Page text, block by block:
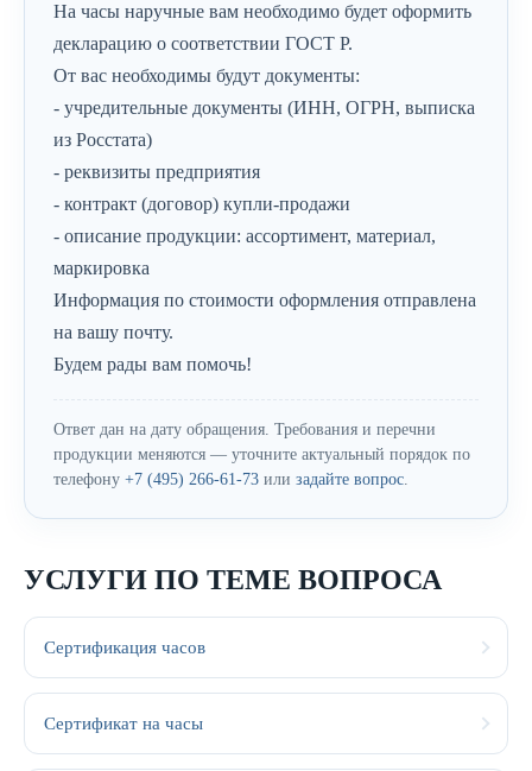
На часы наручные вам необходимо будет оформить
декларацию о соответствии ГОСТ Р.
От вас необходимы будут документы:
- учредительные документы (ИНН, ОГРН, выписка
из Росстата)
- реквизиты предприятия
- контракт (договор) купли-продажи
- описание продукции: ассортимент, материал,
маркировка
Информация по стоимости оформления отправлена
на вашу почту.
Будем рады вам помочь!
Ответ дан на дату обращения. Требования и перечни
продукции меняются — уточните актуальный порядок по
телефону +7 (495) 266-61-73 или задайте вопрос.
УСЛУГИ ПО ТЕМЕ ВОПРОСА
Сертификация часов
Сертификат на часы